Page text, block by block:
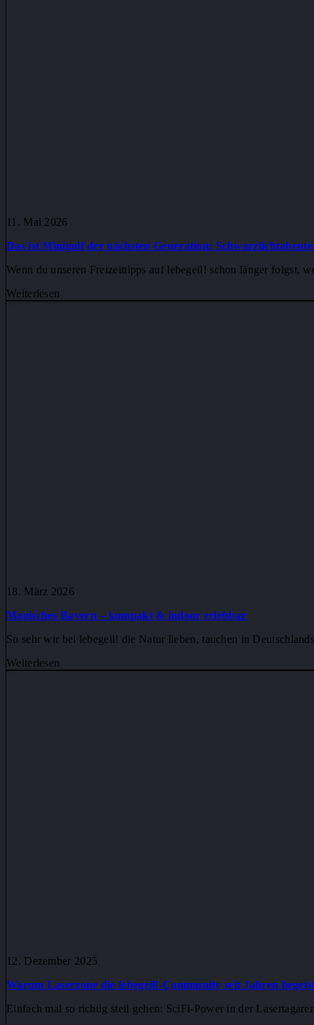
11. Mai 2026
Das ist Minigolf der nächsten Generation:
Wenn du unseren Freizeittipps auf lebegeil! schon länger folgst,
Weiterlesen
18. März 2026
Magisches Bayern – kompakt & indoor erlebbar
So sehr wir bei lebegeil! die Natur lieben, tauchen in
Weiterlesen
12. Dezember 2025
Warum Laserzone die lebegeil!-Community seit Jahren
Einfach mal so richtig steil gehen: SciFi-Power in der